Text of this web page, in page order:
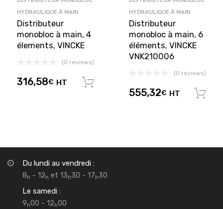
HYDRAULIQUE À MAIN
Distributeur
monobloc à main, 4
élements, VINCKE
(0 reviews)
316,58€ HT
HYDRAULIQUE À MAIN
Distributeur
monobloc à main, 6
éléments, VINCKE
VNK210006
(0 reviews)
555,32€ HT
Du lundi au vendredi :
8h - 12h et 13h30 - 17h30
Le samedi :
9h00 - 12h00